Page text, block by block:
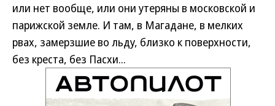
или нет вообще, или они утеряны в московской и
парижской земле. И там, в Магадане, в мелких
рвах, замерзшие во льду, близко к поверхности,
без креста, без Пасхи...